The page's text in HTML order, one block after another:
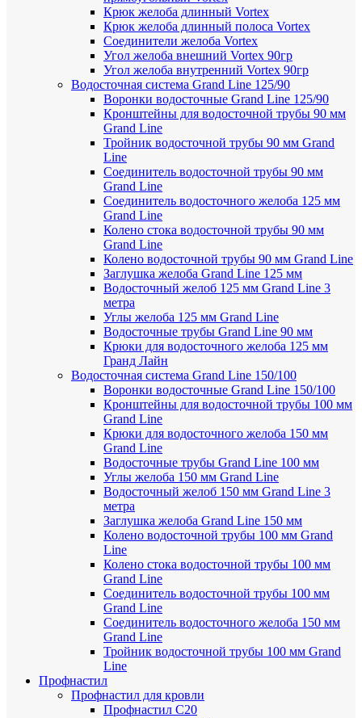
Крюк желоба длинный Vortex
Крюк желоба длинный полоса Vortex
Соединители желоба Vortex
Угол желоба внешний Vortex 90гр
Угол желоба внутренний Vortex 90гр
Водосточная система Grand Line 125/90
Воронки водосточные Grand Line 125/90
Кронштейны для водосточной трубы 90 мм
Grand Line
Тройник водосточной трубы 90 мм Grand
Line
Соединитель водосточной трубы 90 мм
Grand Line
Соединитель водосточного желоба 125 мм
Grand Line
Колено стока водосточной трубы 90 мм
Grand Line
Колено водосточной трубы 90 мм Grand Line
Заглушка желоба Grand Line 125 мм
Водосточный желоб 125 мм Grand Line 3
метра
Углы желоба 125 мм Grand Line
Водосточные трубы Grand Line 90 мм
Крюки для водосточного желоба 125 мм
Гранд Лайн
Водосточная система Grand Line 150/100
Воронки водосточные Grand Line 150/100
Кронштейны для водосточной трубы 100 мм
Grand Line
Крюки для водосточного желоба 150 мм
Grand Line
Водосточные трубы Grand Line 100 мм
Углы желоба 150 мм Grand Line
Водосточный желоб 150 мм Grand Line 3
метра
Заглушка желоба Grand Line 150 мм
Колено водосточной трубы 100 мм Grand
Line
Колено стока водосточной трубы 100 мм
Grand Line
Соединитель водосточной трубы 100 мм
Grand Line
Соединитель водосточного желоба 150 мм
Grand Line
Тройник водосточной трубы 100 мм Grand
Line
Профнастил
Профнастил для кровли
Профнастил С20